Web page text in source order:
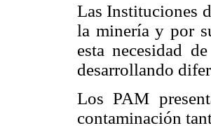
Las Instituciones
la minería y por
esta necesidad
desarrollando
Los PAM
contaminación